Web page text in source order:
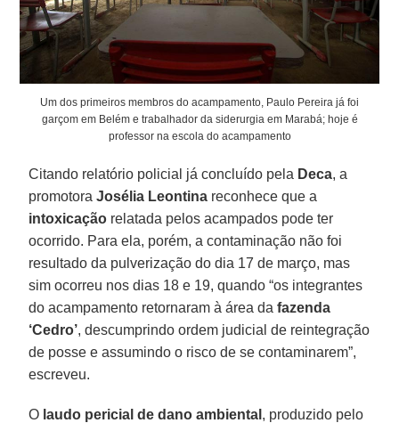
Um dos primeiros membros do acampamento, Paulo Pereira já foi
garçom em Belém e trabalhador da siderurgia em Marabá; hoje é
professor na escola do acampamento
Citando relatório policial já concluído pela Deca, a
promotoraJosélia Leontina reconhece que a
intoxicação relatada pelos acampados pode ter
ocorrido. Para ela, porém, a contaminação não foi
resultado da pulverização do dia 17 de março, mas
sim ocorreu nos dias 18 e 19, quando “os integrantes
do acampamento retornaram à área dafazenda
‘Cedro’, descumprindo ordem judicial de reintegração
de posse e assumindo o risco de se contaminarem”,
escreveu.
O laudo pericial de dano ambiental , produzido pelo